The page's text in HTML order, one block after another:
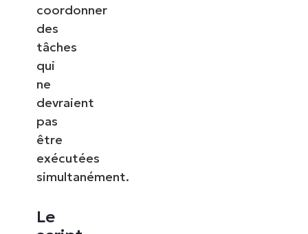
coordonner
des
tâches
qui
ne
devraient
pas
être
exécutées
simultanément.
Le